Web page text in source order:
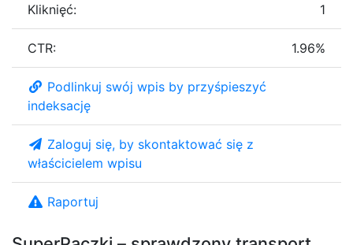
Kliknięć: 1
CTR: 1.96%
Podlinkuj swój wpis by przyśpieszyć
indeksację
Zaloguj się, by skontaktować się z
właścicielem wpisu
Raportuj